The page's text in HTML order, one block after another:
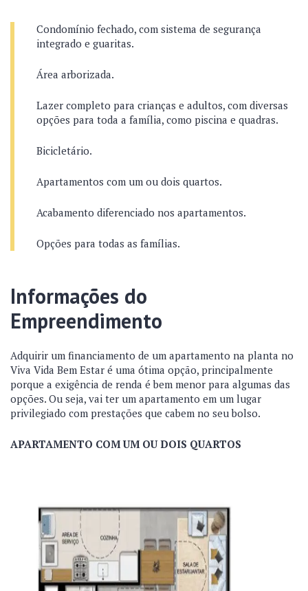
Condomínio fechado, com sistema de segurança
integrado e guaritas.
Área arborizada.
Lazer completo para crianças e adultos, com diversas
opções para toda a família, como piscina e quadras.
Bicicletário.
Apartamentos com um ou dois quartos.
Acabamento diferenciado nos apartamentos.
Opções para todas as famílias.
Informações do
Empreendimento
Adquirir um financiamento de um apartamento na planta no
Viva Vida Bem Estar é uma ótima opção, principalmente
porque a exigência de renda é bem menor para algumas das
opções. Ou seja, vai ter um apartamento em um lugar
privilegiado com prestações que cabem no seu bolso.
APARTAMENTO COM UM OU DOIS QUARTOS